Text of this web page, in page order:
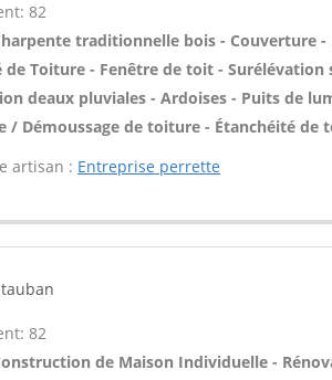
82
traditionnelle bois - Couverture
de Toiture - Fenêtre de toit -
deaux pluviales - Ardoises - Puits de
/ Démoussage de toiture - Étanchéité de
artisan : Entreprise perrette
82
de Maison Individuelle -